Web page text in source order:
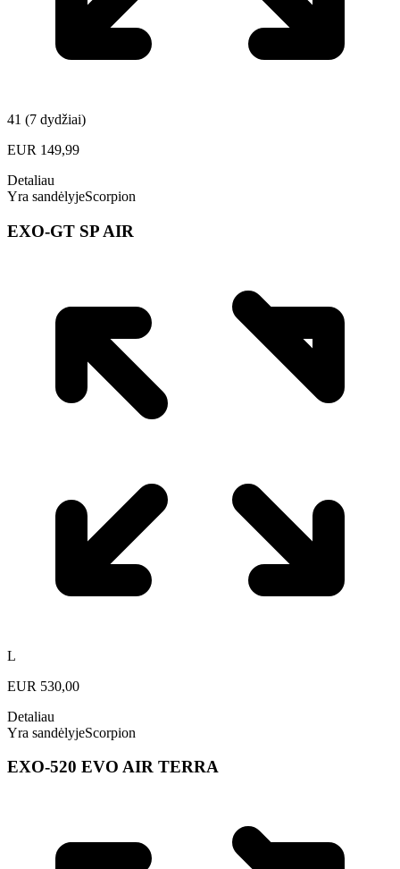
41 (7 dydžiai)
EUR 149,99
Detaliau
Yra sandėlyjeScorpion
EXO-GT SP AIR
L
EUR 530,00
Detaliau
Yra sandėlyjeScorpion
EXO-520 EVO AIR TERRA